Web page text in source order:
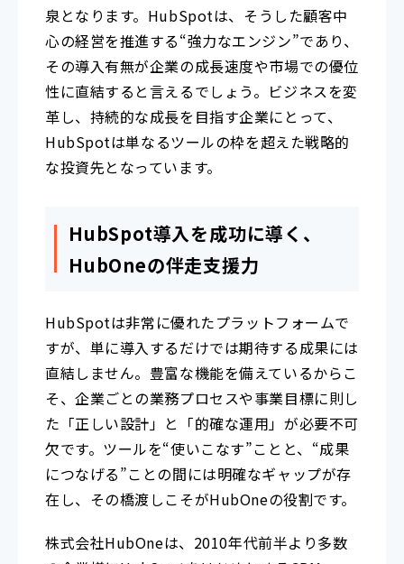
泉となります。HubSpotは、そうした顧客中
心の経営を推進する“強力なエンジン”であり、
その導入有無が企業の成長速度や市場での優位
性に直結すると言えるでしょう。ビジネスを変
革し、持続的な成長を目指す企業にとって、
HubSpotは単なるツールの枠を超えた戦略的
な投資先となっています。
HubSpot導入を成功に導く、
HubOneの伴走支援力
HubSpotは非常に優れたプラットフォームで
すが、単に導入するだけでは期待する成果には
直結しません。豊富な機能を備えているからこ
そ、企業ごとの業務プロセスや事業目標に則し
た「正しい設計」と「的確な運用」が必要不可
欠です。ツールを“使いこなす”ことと、“成果
につなげる”ことの間には明確なギャップが存
在し、その橋渡しこそがHubOneの役割です。
株式会社HubOneは、2010年代前半より多数